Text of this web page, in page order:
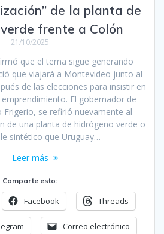
de la planta de
frente a Colón
21/10/2025
que el tema sigue generando
que viajará a Montevideo junto al
de las elecciones para insistir en
El gobernador de
Frigerio, se refirió nuevamente al
de una planta de hidrógeno verde o
sintético que Uruguay…
Leer más
Comparte esto:
Facebook Threads
Correo electrónico